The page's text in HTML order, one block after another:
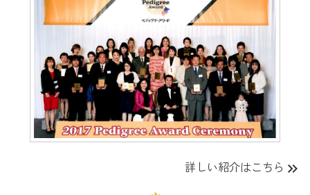
詳しい紹介はこちら keyboard_double_arrow_right